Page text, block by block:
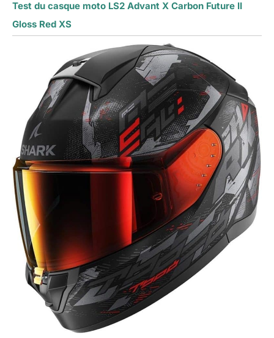
Test du casque moto LS2 Advant X Carbon Future II
Gloss Red XS